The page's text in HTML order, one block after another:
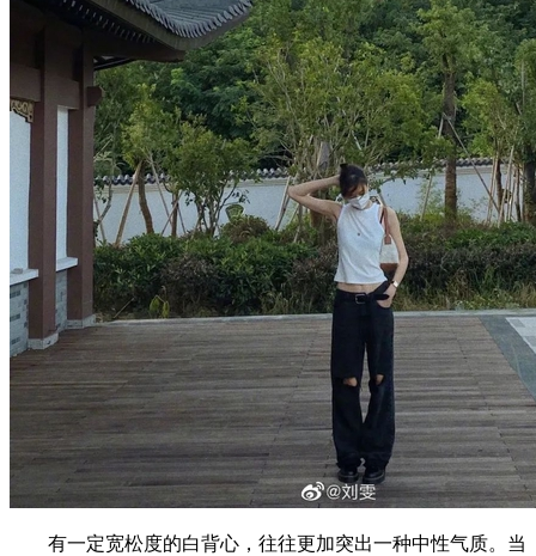
有一定宽松度的白背心，往往更加突出一种中性气质。当